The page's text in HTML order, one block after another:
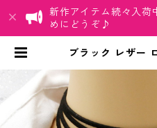
新作アイテム続々入荷
めにどうぞ♪
ブラック レザー
シルバー ボヘミ